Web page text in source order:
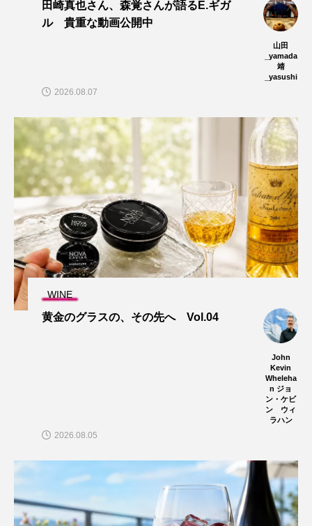
田崎真也さん、森覚さんが語るE.ギガ
ル 貴重な動画公開中
山田
_yamada
靖
_yasushi
2026.08.07
WINE
黄金のグラスの、その先へ Vol.04
John
Kevin
Wheleha
n ジョ
ン・ケビ
ン ウィ
ラハン
2026.08.05